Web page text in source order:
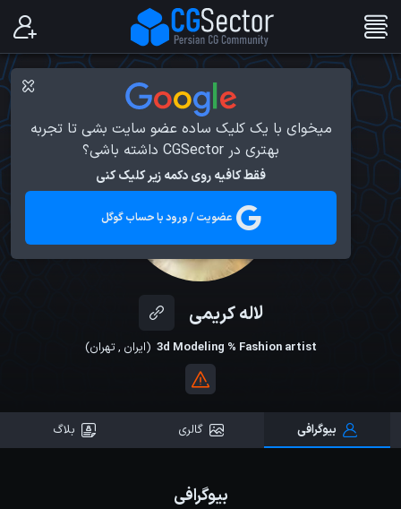
میخوای با یک کلیک ساده عضو سایت بشی تا تجربه
بهتری در CGSector داشته باشی؟
فقط کافیه روی دکمه زیر کلیک کنی
عضویت / ورود با حساب گوگل
لاله کریمی
3d Modeling % Fashion artist
(ایران ,تهران)
بیوگرافی گالری بلاگ
بیوگرافی